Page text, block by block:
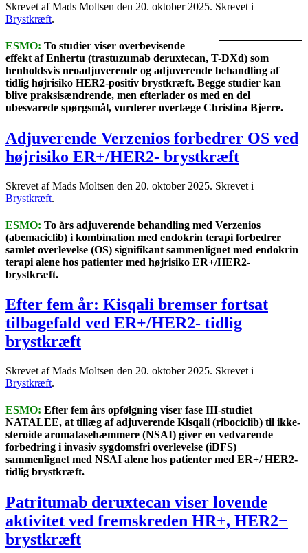
Skrevet af Mads Moltsen den 20. oktober 2025. Skrevet i
Brystkræft.
ESMO: To studier viser overbevisende
effekt af Enhertu (trastuzumab deruxtecan, T-DXd) som
henholdsvis neoadjuverende og adjuverende behandling af
tidlig højrisiko HER2-positiv brystkræft. Begge studier kan
blive praksisændrende, men efterlader os med en del
ubesvarede spørgsmål, vurderer overlæge Christina Bjerre.
Adjuverende Verzenios forbedrer OS ved
højrisiko ER+/HER2- brystkræft
Skrevet af Mads Moltsen den 20. oktober 2025. Skrevet i
Brystkræft.
ESMO: To års adjuverende behandling med Verzenios
(abemaciclib) i kombination med endokrin terapi forbedrer
samlet overlevelse (OS) signifikant sammenlignet med endokrin
terapi alene hos patienter med højrisiko ER+/HER2-
brystkræft.
Efter fem år: Kisqali bremser fortsat
tilbagefald ved ER+/HER2- tidlig
brystkræft
Skrevet af Mads Moltsen den 20. oktober 2025. Skrevet i
Brystkræft.
ESMO: Efter fem års opfølgning viser fase III-studiet
NATALEE, at tillæg af adjuverende Kisqali (ribociclib) til ikke-
steroide aromatasehæmmere (NSAI) giver en vedvarende
forbedring i invasiv sygdomsfri overlevelse (iDFS)
sammenlignet med NSAI alene hos patienter med ER+/ HER2-
tidlig brystkræft.
Patritumab deruxtecan viser lovende
aktivitet ved fremskreden HR+, HER2−
brystkræft